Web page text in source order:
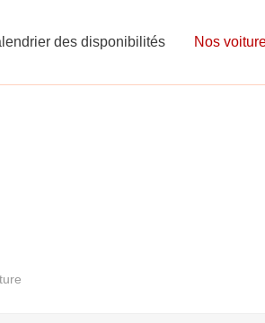
des disponibilités Nos